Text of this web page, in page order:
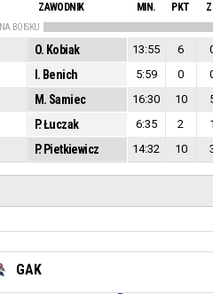
ZAWODNIK MIN. PKT
NA BOISKU
O. Kobiak 13:55 6
I. Benich 5:59 0
M. Samiec 16:30 10
P. Łuczak 6:35 2 1
P. Pietkiewicz 14:32 10
GAK